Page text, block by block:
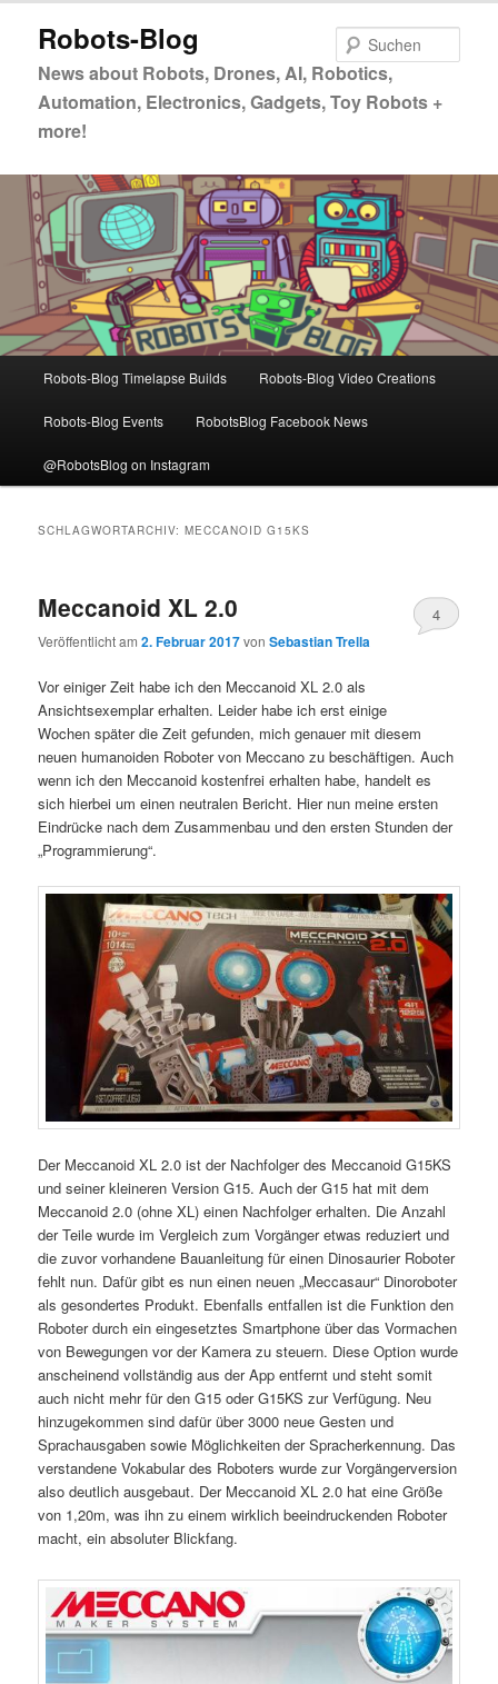
primären
springen
sekundären
springen
Robots-Blog
News about Robots, Drones, AI, Robotics,
Automation, Electronics, Gadgets, Toy Robots +
more!
Robots-Blog Timelapse Builds Robots-Blog Video Creations
Robots-Blog Events RobotsBlog Facebook News
@RobotsBlog on Instagram
SCHLAGWORTARCHIV:MECCANOID G15KS
Meccanoid XL 2.0
Veröffentlicht am2. Februar 2017vonSebastian Trella
4
Vor einiger Zeit habe ich den Meccanoid XL 2.0 als
Ansichtsexemplar erhalten. Leider habe ich erst einige
Wochen später die Zeit gefunden, mich genauer mit diesem
neuen humanoiden Roboter von Meccano zu beschäftigen. Auch
wenn ich den Meccanoid kostenfrei erhalten habe, handelt es
sich hierbei um einen neutralen Bericht. Hier nun meine ersten
Eindrücke nach dem Zusammenbau und den ersten Stunden der
„Programmierung“.
Der Meccanoid XL 2.0 ist der Nachfolger des Meccanoid G15KS
und seiner kleineren Version G15. Auch der G15 hat mit dem
Meccanoid 2.0 (ohne XL) einen Nachfolger erhalten. Die Anzahl
der Teile wurde im Vergleich zum Vorgänger etwas reduziert und
die zuvor vorhandene Bauanleitung für einen Dinosaurier Roboter
fehlt nun. Dafür gibt es nun einen neuen „Meccasaur“ Dinoroboter
als gesondertes Produkt. Ebenfalls entfallen ist die Funktion den
Roboter durch ein eingesetztes Smartphone über das Vormachen
von Bewegungen vor der Kamera zu steuern. Diese Option wurde
anscheinend vollständig aus der App entfernt und steht somit
auch nicht mehr für den G15 oder G15KS zur Verfügung. Neu
hinzugekommen sind dafür über 3000 neue Gesten und
Sprachausgaben sowie Möglichkeiten der Spracherkennung. Das
verstandene Vokabular des Roboters wurde zur Vorgängerversion
also deutlich ausgebaut. Der Meccanoid XL 2.0 hat eine Größe
von 1,20m, was ihn zu einem wirklich beeindruckenden Roboter
macht, ein absoluter Blickfang.